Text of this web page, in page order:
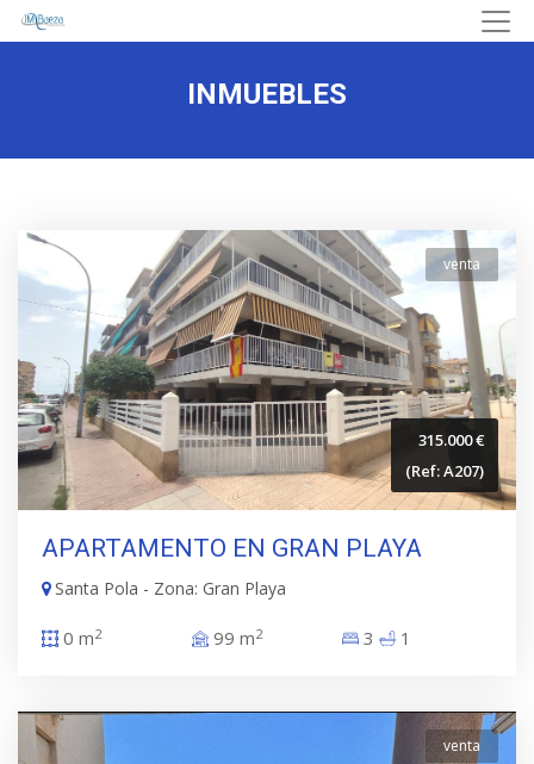
INMUEBLES
315.000 €
(Ref: A207)
venta
APARTAMENTO EN GRAN PLAYA
Santa Pola - Zona: Gran Playa
0 m2 99 m2 3 1
venta